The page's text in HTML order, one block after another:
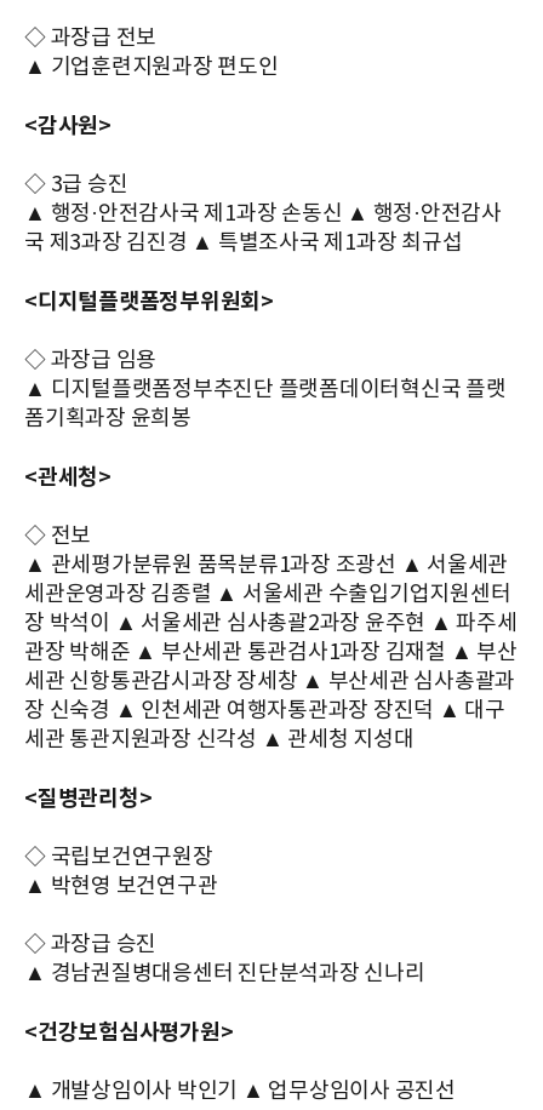
◇ 과장급 전보
▲ 기업훈련지원과장 편도인
<감사원>
◇ 3급 승진
▲ 행정·안전감사국 제1과장 손동신 ▲ 행정·안전감사
국 제3과장 김진경 ▲ 특별조사국 제1과장 최규섭
<디지털플랫폼정부위원회>
◇ 과장급 임용
▲ 디지털플랫폼정부추진단 플랫폼데이터혁신국 플랫
폼기획과장 윤희봉
<관세청>
◇ 전보
▲ 관세평가분류원 품목분류1과장 조광선 ▲ 서울세관
세관운영과장 김종렬 ▲ 서울세관 수출입기업지원센터
장 박석이 ▲ 서울세관 심사총괄2과장 윤주현 ▲ 파주세
관장 박해준 ▲ 부산세관 통관검사1과장 김재철 ▲ 부산
세관 신항통관감시과장 장세창 ▲ 부산세관 심사총괄과
장 신숙경 ▲ 인천세관 여행자통관과장 장진덕 ▲ 대구
세관 통관지원과장 신각성 ▲ 관세청 지성대
<질병관리청>
◇ 국립보건연구원장
▲ 박현영 보건연구관
◇ 과장급 승진
▲ 경남권질병대응센터 진단분석과장 신나리
<건강보험심사평가원>
▲ 개발상임이사 박인기 ▲ 업무상임이사 공진선